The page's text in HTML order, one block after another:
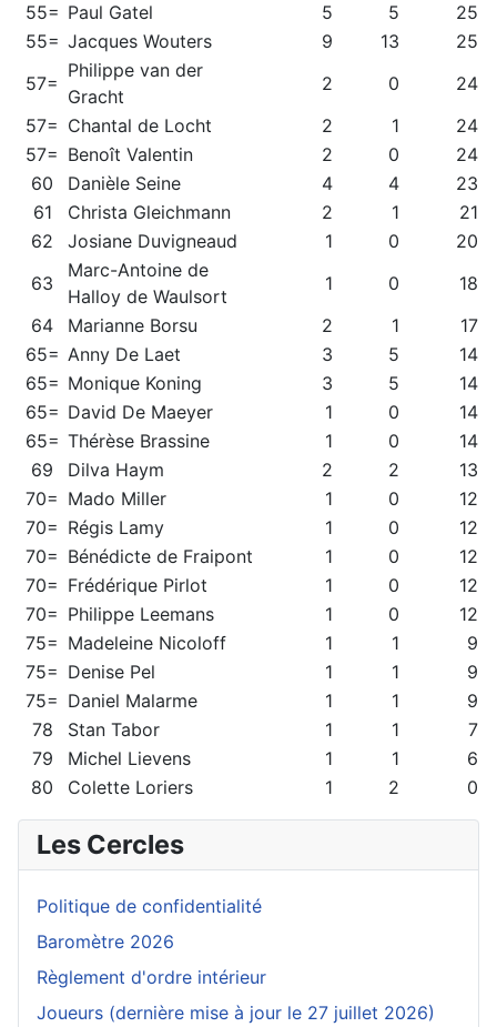
55= Paul Gatel 5 5
25
55= Jacques Wouters 9 13
25
57=
Philippe van der
Gracht
2 0
24
57= Chantal de Locht 2 1
24
57= Benoît Valentin 2 0
24
60
Danièle Seine 4 4
23
61
Christa Gleichmann 2 1
21
62
Josiane Duvigneaud 1 0
20
63
Marc-Antoine de
Halloy de Waulsort
1 0
18
64
Marianne Borsu 2 1
17
65= Anny De Laet 3 5
14
65= Monique Koning 3 5
14
65= David De Maeyer 1 0
14
65= Thérèse Brassine 1 0
14
69
Dilva Haym 2 2
13
70= Mado Miller 1 0
12
70= Régis Lamy 1 0
12
70= Bénédicte de Fraipont 1 0
12
70= Frédérique Pirlot 1 0
12
70= Philippe Leemans 1 0
12
75= Madeleine Nicoloff 1 1
9
75= Denise Pel 1 1
9
75= Daniel Malarme 1 1
9
78
Stan Tabor 1 1
7
79
Michel Lievens 1 1
6
80
Colette Loriers 1 2 0
Les Cercles
Politique de confidentialité
Baromètre 2026
Règlement d'ordre intérieur
Joueurs (dernière mise à jour le 27 juillet 2026)